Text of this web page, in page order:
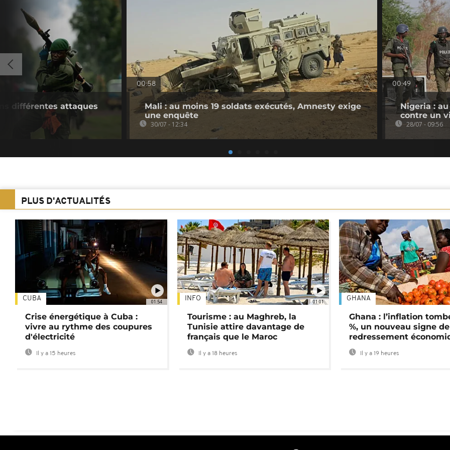
différentes attaques
00:58
Mali : au moins 19 soldats exécutés, Amnesty exige
une enquête
30/07 - 12:34
00:49
Nigeria :
contre un
28/07 - 09:56
PLUS D'ACTUALITÉS
01:54
CUBA
Crise énergétique à Cuba :
vivre au rythme des coupures
d'électricité
Il y a 15 heures
01:01
INFO
Tourisme : au Maghreb, la
Tunisie attire davantage de
français que le Maroc
Il y a 18 heures
GHANA
Ghana : l’inflation
%, un nouveau signe de
redressement
Il y a 19 heures